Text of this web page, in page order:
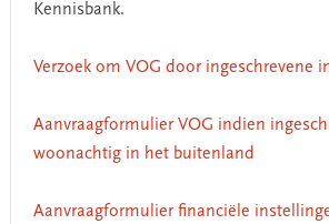
Kennisbank.
Verzoek om VOG door ingeschrevene in
Aanvraagformulier VOG indien
woonachtig in het buitenland
Aanvraagformulier financiële